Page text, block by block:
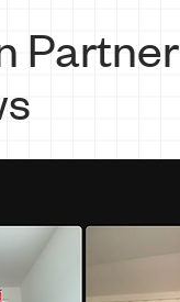
Partner